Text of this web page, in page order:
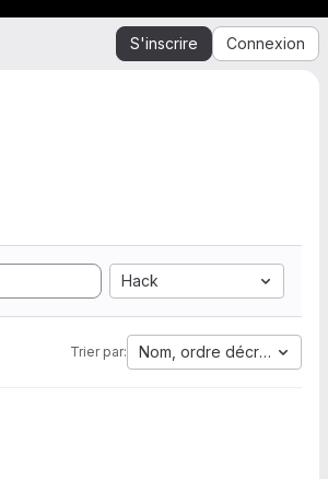
S'inscrire Connexion
Hack
Trier par: Nom, ordre décroissant